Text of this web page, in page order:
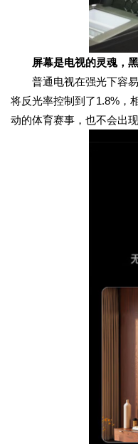
屏幕是电视的灵魂，
普通电视在强光下容
将反光率控制到了1.8%，
动的体育赛事，也不会出